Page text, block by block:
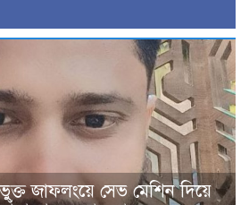
জাফলংয়ে সেভ মেশিন দিয়ে